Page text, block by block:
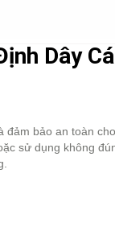
Dây
bảo an toàn
sử dụng không